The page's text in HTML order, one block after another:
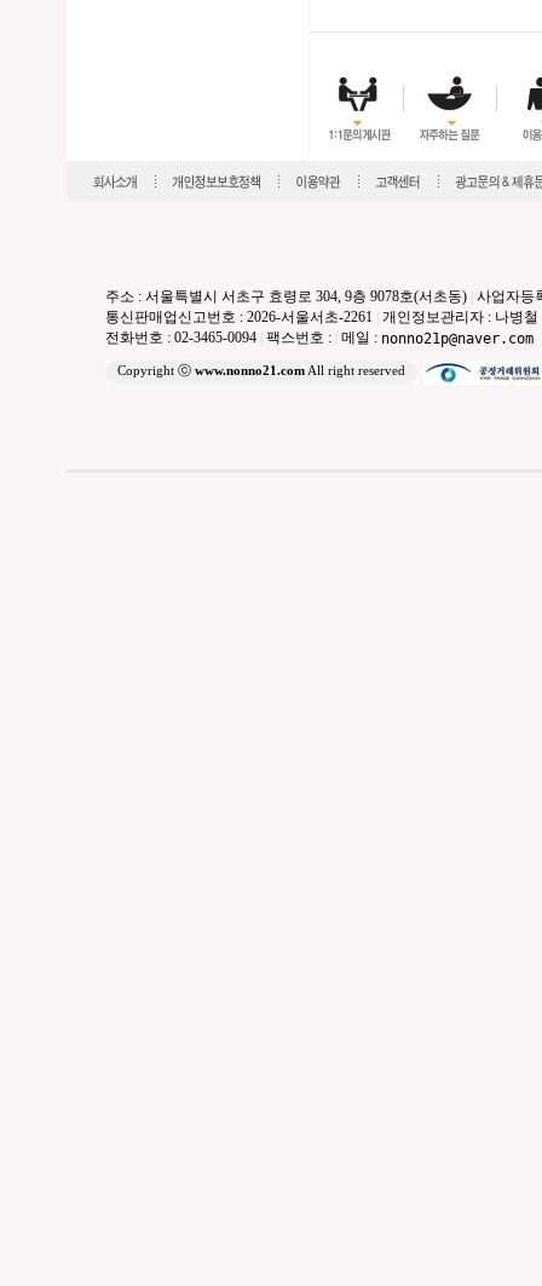
주소 : 서울특별시 서초구 효령로 304, 9층 9078호(서초동) 사업자등
통신판매업신고번호 : 2026-서울서초-2261 개인정보관리자 : 나병철
전화번호 : 02-3465-0094 팩스번호 : 메일 : nonno21p@naver.com
Copyright ⓒ www.nonno21.comAll right reserved